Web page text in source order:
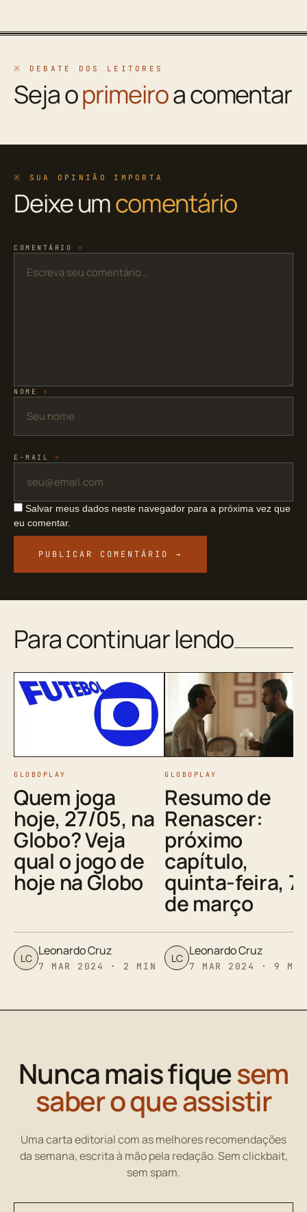
※ DEBATE DOS LEITORES
Seja oprimeiroa comentar
※ SUA OPINIÃO IMPORTA
Deixe umcomentário
COMENTÁRIO *
NOME *
E-MAIL *
Salvar meus dados neste navegador para a próxima vez que
eu comentar.
Para continuar lendo
GLOBOPLAY
Quem joga
hoje, 27/05, na
Globo? Veja
qual o jogo de
hoje na Globo
LC Leonardo Cruz
7 MAR 2024 · 2 MIN
GLOBOPLAY
Resumo de
Renascer:
próximo
capítulo,
quinta-feira, 7
de março
LC Leonardo Cruz
7 MAR 2024 · 9 MIN
Nunca mais fiquesem
saber o que assistir
Uma carta editorial com as melhores recomendações
da semana, escrita à mão pela redação. Sem clickbait,
sem spam.